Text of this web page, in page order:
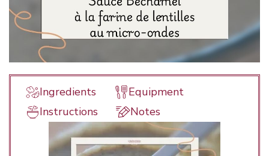
Ingredients
Equipment
Instructions
Notes